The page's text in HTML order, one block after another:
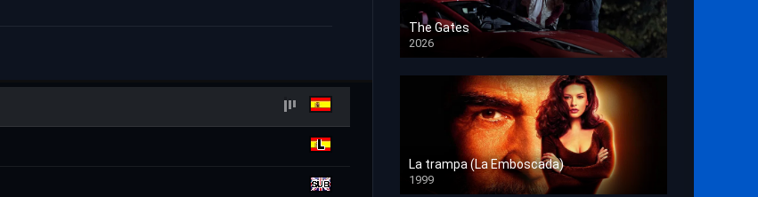
The Gates
2026
HD 1080p
La trampa (La Emboscada)
1999
HD 1080p